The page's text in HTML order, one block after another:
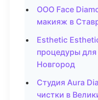
ООО Face
макияж в
Esthetic
процедуры
Новгород
Студия Aura
чистки в